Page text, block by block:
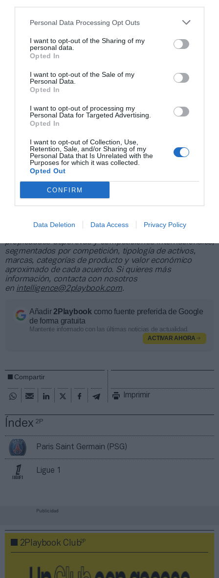
Personal Data Processing Opt Outs
I want to opt-out of the Sharing of my
personal data.
Opted In
I want to opt-out of the Sale of my
Personal Data.
Opted In
I want to opt-out of processing my
Personal Data for Targeted Advertising.
Opted In
I want to opt-out of Collection, Use,
Retention, Sale, and/or Sharing of my
Personal Data that Is Unrelated with the
Purposes for which it was collected.
Opted Out
CONFIRM
Data Deletion Data Access Privacy Policy
Índex2P
Paris Saint Germain (PSG)
Ligue 1
En paralelo,el PSG mantiene su anclaje en Île-de-
económico de 243 millones
de euros y más de 2.300
empleos en 2024. Asimismo, hace un año estrenó su
nueva ciudad deportiva de Poissy
, con 16.500 metros
cuadrados de superficie.
necesidad de contar con un estadio más moderno o
construir uno de cero
ambición de ofrecer una
aficionados
y diversificar las fuentes de ingresos” con
este proyecto, que, actualmente, está en estudio.
Sobre Intelligence 2P
Intelligence 2Pes la unidad de estrategia e
inteligencia de mercado de 2Playbook, cuya plataforma
de datos monitoriza en tiempo real el negocio de 60
clubes de LaLiga, Liga F y Primera Federación; 200
clubes de ligas europeas; 22 clubes de ACB y Primera
contratos de patrocinio, de los que 25.000
propiedades deportivas y competiciones internacionales,
segmentados por competición, tipología de activos,
marcas, categorías de producto y valor económico
aproximado de cada acuerdo. Si quieres más
información, contacta con nosotros
en intelligence@2playbook.com.
Añadir2Playbook como fuente preferida de Google
de forma gratuita
Mantente informado con las últimas noticias de actualidad.
ACTIVAR AHORA
Compartir
Imprimir
Publicidad
2Playbook Club2P